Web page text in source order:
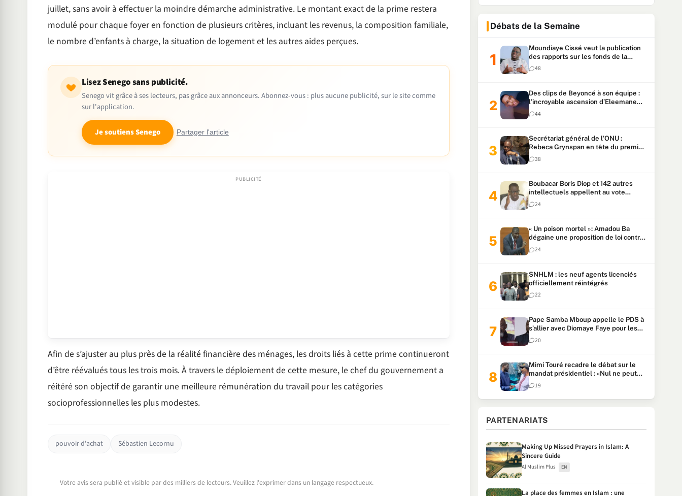
juillet, sans avoir à effectuer la moindre démarche administrative. Le montant exact de la prime restera
modulé pour chaque foyer en fonction de plusieurs critères, incluant les revenus, la composition familiale,
le nombre d’enfants à charge, la situation de logement et les autres aides perçues.
Lisez Senego sans publicité.
Senego vit grâce à ses lecteurs, pas grâce aux annonceurs. Abonnez-vous : plus aucune publicité, sur le site comme
sur l'application.
Je soutiens Senego Partager l'article
Afin de s’ajuster au plus près de la réalité financière des ménages, les droits liés à cette prime continueront
d’être réévalués tous les trois mois. À travers le déploiement de cette mesure, le chef du gouvernement a
réitéré son objectif de garantir une meilleure rémunération du travail pour les catégories
socioprofessionnelles les plus modestes.
pouvoir d'achat Sébastien Lecornu
Votre avis sera publié et visible par des milliers de lecteurs. Veuillez l'exprimer dans un langage respectueux.
Débats de la Semaine
Moundiaye Cissé veut la publication
des rapports sur les fonds de la
Primature et l’Assemblée avant une
loi sur les fonds de la Présidence
48
Des clips de Beyoncé à son équipe :
l’incroyable ascension d’Eleemane
HK44
Secrétariat général de l’ONU :
Rebeca Grynspan en tête du premier
vote, Macky Sall pointe à la 5ᵉ place
38
Boubacar Boris Diop et 142 autres
intellectuels appellent au vote
urgent de la révision
constitutionnelle
24
« Un poison mortel »: Amadou Ba
dégaine une proposition de loi contre
la transhumance des maires
24
SNHLM : les neuf agents licenciés
officiellement réintégrés
22
Pape Samba Mboup appelle le PDS à
s’allier avec Diomaye Faye pour les
locales et tacle Sonko
20
Mimi Touré recadre le débat sur le
mandat présidentiel : «Nul ne peut
faire plus de deux mandats
consécutifs de 5 ans»
19
PARTENARIATS
Making Up Missed Prayers in Islam: A
Sincere Guide
Al Muslim Plus EN
La place des femmes en Islam : une